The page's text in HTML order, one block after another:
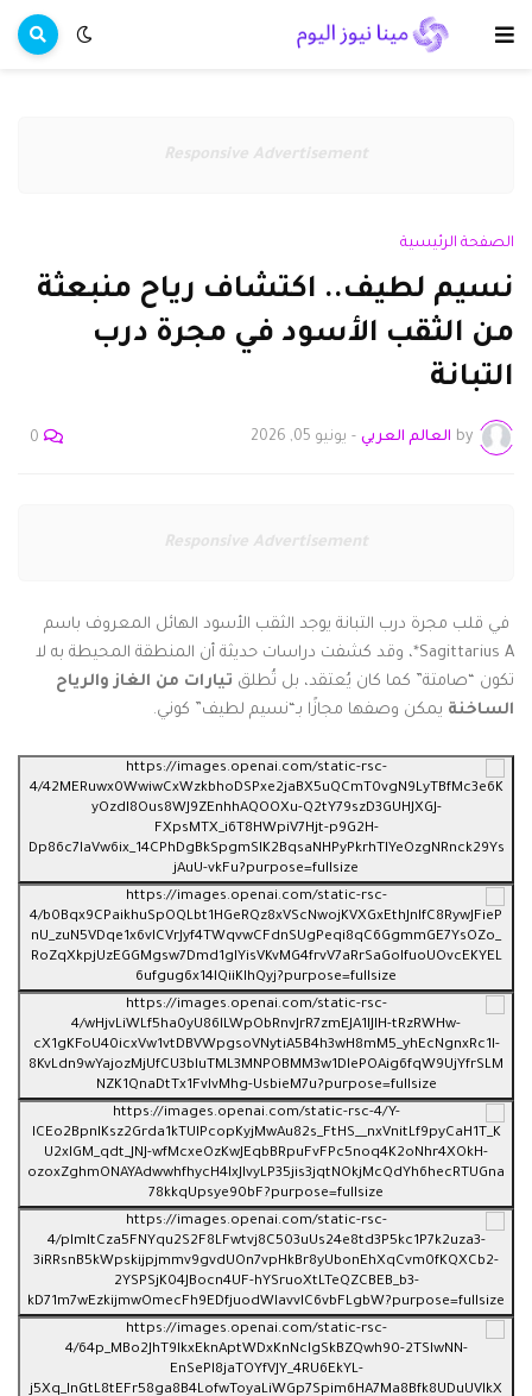
Responsive Advertisement
الصفحة الرئيسية
نسيم لطيف.. اكتشاف رياح منبعثة
من الثقب الأسود في مجرة درب
التبانة
by العالم العربي - يونيو 05, 2026 0
Responsive Advertisement
في قلب مجرة درب التبانة يوجد الثقب الأسود الهائل المعروف باسم
Sagittarius A* ، وقد كشفت دراسات حديثة أن المنطقة المحيطة به لا
تكون “صامتة” كما كان يُعتقد، بل تُطلق تيارات من الغاز والرياح
الساخنة يمكن وصفها مجازًا بـ“نسيم لطيف” كوني.